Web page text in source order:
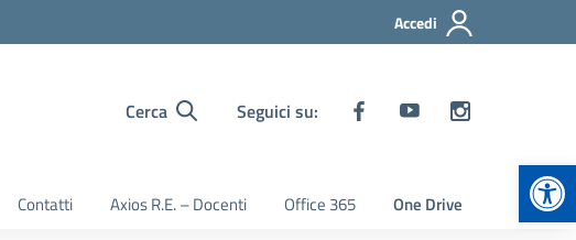
Accedi
Cerca Seguici su:
Contatti Axios R.E. – Docenti Office 365 One Drive